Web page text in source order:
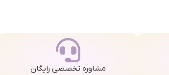
مشاوره تخصصی رایگان